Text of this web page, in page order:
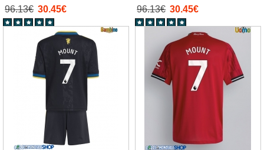
Bambino 2025-26 Manica Corta +
Pantaloni corti)
96.13€ 30.45€
Bambino 2025-26 Manica Corta +
Pantaloni corti)
96.13€ 30.45€